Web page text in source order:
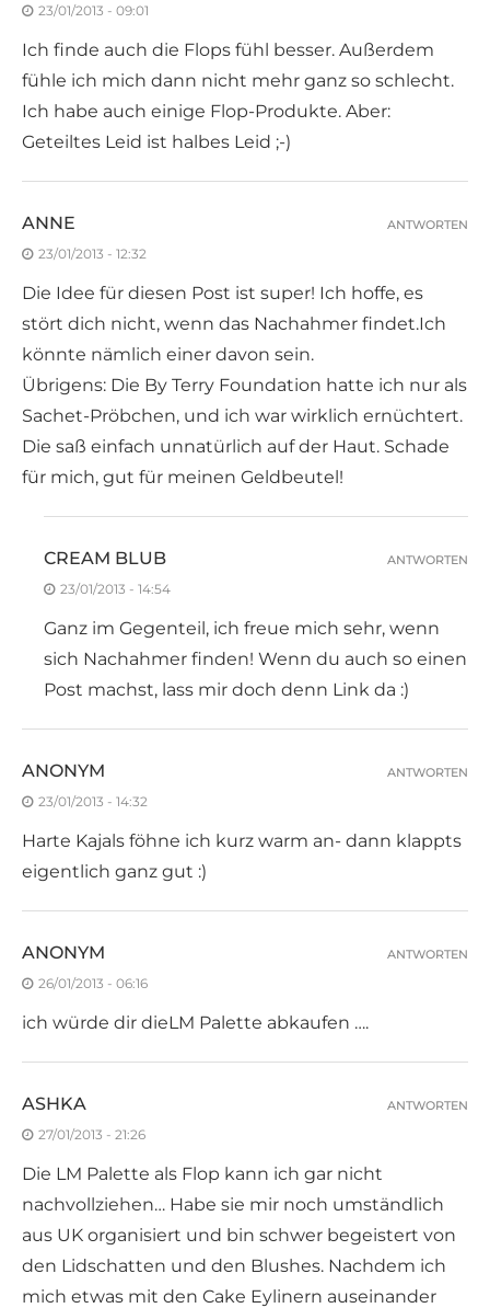
23/01/2013 - 09:01
Ich finde auch die Flops fühl besser. Außerdem
fühle ich mich dann nicht mehr ganz so schlecht.
Ich habe auch einige Flop-Produkte. Aber:
Geteiltes Leid ist halbes Leid ;-)
ANNE
23/01/2013 - 12:32
Die Idee für diesen Post ist super! Ich hoffe, es
stört dich nicht, wenn das Nachahmer findet.Ich
könnte nämlich einer davon sein.
Übrigens: Die By Terry Foundation hatte ich nur als
Sachet-Pröbchen, und ich war wirklich ernüchtert.
Die saß einfach unnatürlich auf der Haut. Schade
für mich, gut für meinen Geldbeutel!
ANTWORTEN
CREAM BLUB
23/01/2013 - 14:54
Ganz im Gegenteil, ich freue mich sehr, wenn
sich Nachahmer finden! Wenn du auch so einen
Post machst, lass mir doch denn Link da :)
ANTWORTEN
ANONYM
23/01/2013 - 14:32
Harte Kajals föhne ich kurz warm an- dann klappts
eigentlich ganz gut :)
ANTWORTEN
ANONYM
26/01/2013 - 06:16
ich würde dir dieLM Palette abkaufen ….
ANTWORTEN
ASHKA
27/01/2013 - 21:26
Die LM Palette als Flop kann ich gar nicht
nachvollziehen… Habe sie mir noch umständlich
aus UK organisiert und bin schwer begeistert von
den Lidschatten und den Blushes. Nachdem ich
mich etwas mit den Cake Eylinern auseinander
ANTWORTEN